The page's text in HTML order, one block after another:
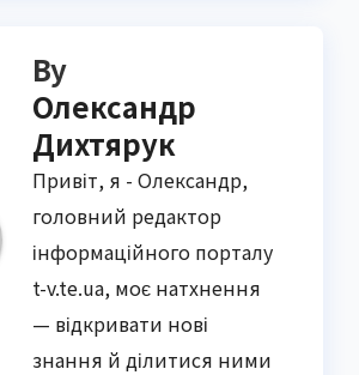
By
Олександр
Дихтярук
Привіт, я - Олександр,
головний редактор
інформаційного порталу
t-v.te.ua, моє натхнення
— відкривати нові
знання й ділитися ними